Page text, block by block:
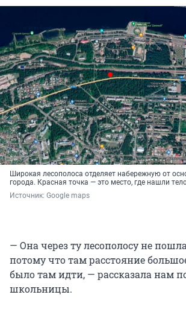
Широкая лесополоса отделяет набережную от
города. Красная точка — это место, где нашли
Источник: Google maps
— Она через ту лесополосу не
потому что там расстояние
было там идти, — рассказала нам
школьницы.